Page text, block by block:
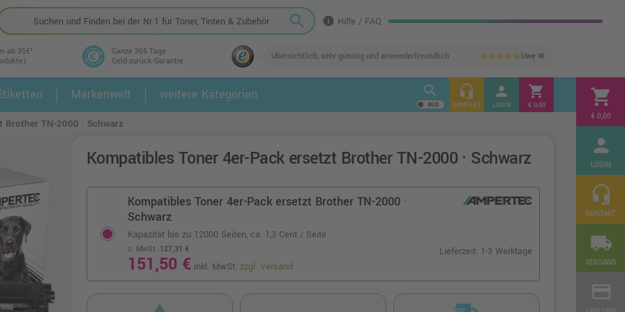
search info Hilfe / FAQ
ab 35€¹
Ganze 365 Tage
Geld-zurück-Garantie
Übersichtlich, sehr günstig und anwenderfreundlich star star star star star Uwe W.
shopping_cart
€ 0,00
person
LOGIN
headset_mic
KONTAKT
local_shipping
VERSAND
2.
Markenwelt weitere Kategorien search headset_mic
KONTAKT
person
LOGIN
shopping_cart
€ 0,00
TN-2000 · Schwarz
Kompatibles Toner 4er-Pack ersetzt Brother TN-2000 · Schwarz
Kompatibles Toner 4er-Pack ersetzt Brother TN-2000 ·
Schwarz
Kapazität bis zu 12000 Seiten, ca. 1,3 Cent / Seite
o. MwSt. 127,31 €
151,50 € inkl. MwSt. zzgl. Versand
Lieferzeit: 1-3 Werktage